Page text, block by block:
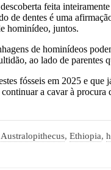
feita
de dentes é uma
hominídeo, juntos.
de hominídeos
ao lado de parentes
fósseis em 2025 e
a cavar à
Australopithecus, Ethiopia,